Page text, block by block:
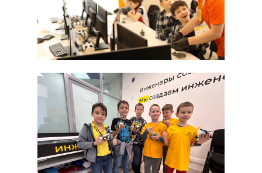
Летние программы
Цены
Отзывы
Расписание
Курсы
О нас
Мастер-классы